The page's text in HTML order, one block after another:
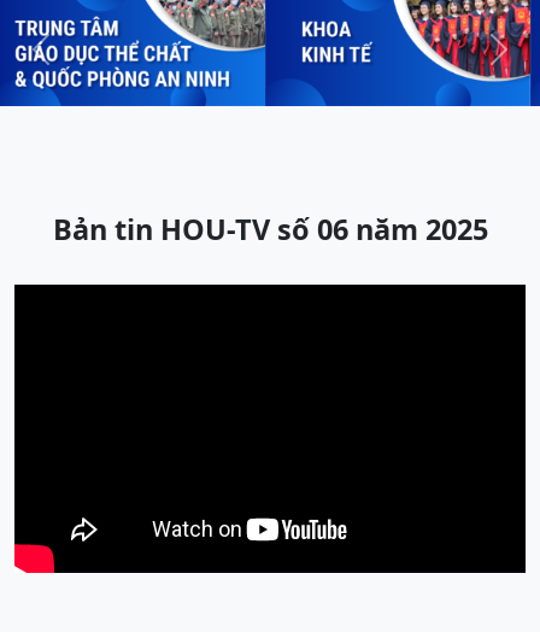
Previous Next
Bản tin HOU-TV số 06 năm 2025